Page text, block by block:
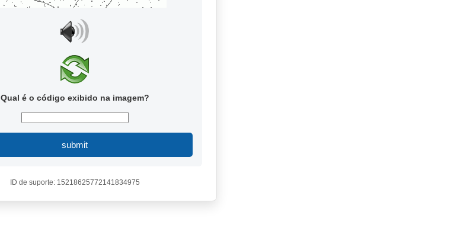
Qual é o código exibido na imagem?
submit
ID de suporte: 15218625772141834975